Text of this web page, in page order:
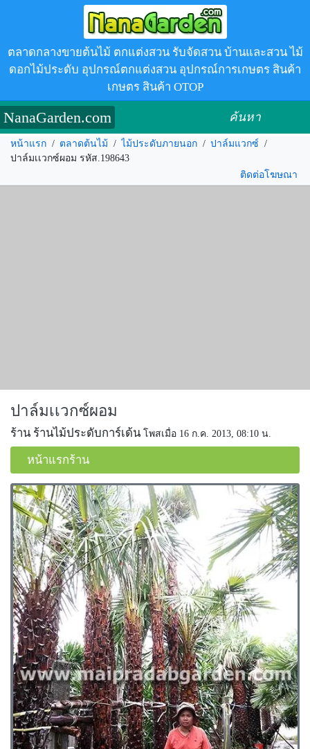
ตลาดกลางขายต้นไม้ ตกแต่งสวน รับจัดสวน บ้านและสวน ไม้
ดอกไม้ประดับ อุปกรณ์ตกแต่งสวน อุปกรณ์การเกษตร สินค้า
เกษตร สินค้า OTOP
NanaGarden.com ค้นหา
หน้าแรก / ตลาดต้นไม้ / ไม้ประดับภายนอก / ปาล์มแวกซ์ /
ปาล์มเเวกซ์ผอม รหัส.198643
ติดต่อโฆษณา
ปาล์มเเวกซ์ผอม
ร้าน ร้านไม้ประดับการ์เด้น โพสเมื่อ 16 ก.ค. 2013, 08:10 น.
หน้าแรกร้าน